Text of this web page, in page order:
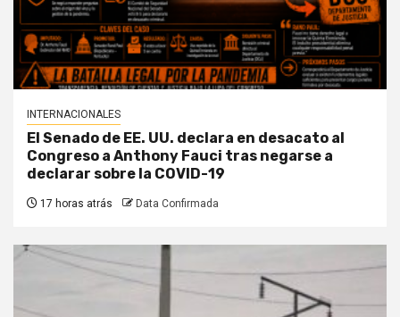
INTERNACIONALES
El Senado de EE. UU. declara en desacato al
Congreso a Anthony Fauci tras negarse a
declarar sobre la COVID-19
17 horas atrás Data Confirmada